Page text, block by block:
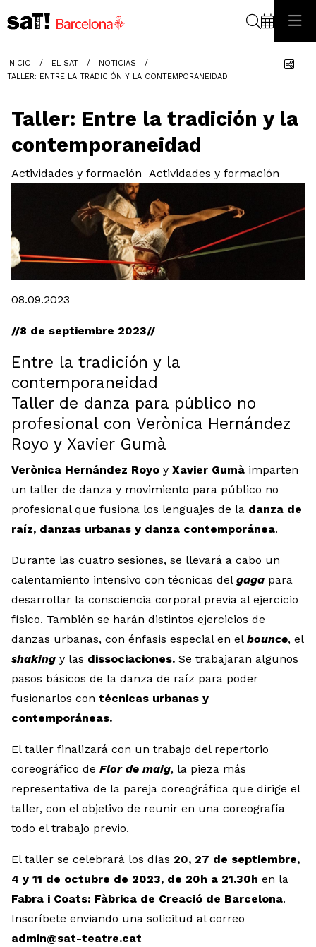
INICIO EL SAT
NOTICIAS
TALLER: ENTRE LA TRADICIÓN Y LA CONTEMPORANEIDAD
Taller: Entre la tradición y la
contemporaneidad
Actividades y formación Actividades y formación
08.09.2023
//8 de septiembre 2023//
Entre la tradición y la
contemporaneidad
Taller de danza para público no
profesional con Verònica Hernández
Royo y Xavier Gumà
Verònica Hernández Royo y Xavier Gumà imparten
un taller de danza y movimiento para público no
profesional que fusiona los lenguajes de la danza de
raíz, danzas urbanas y danza contemporánea.
Durante las cuatro sesiones, se llevará a cabo un
calentamiento intensivo con técnicas del gaga para
desarrollar la consciencia corporal previa al ejercicio
físico. También se harán distintos ejercicios de
danzas urbanas, con énfasis especial en el bounce, el
shaking y las dissociaciones. Se trabajaran algunos
pasos básicos de la danza de raíz para poder
fusionarlos con técnicas urbanas y
contemporáneas.
El taller finalizará con un trabajo del repertorio
coreográfico de Flor de maig, la pieza más
representativa de la pareja coreográfica que dirige el
taller, con el objetivo de reunir en una coreografía
todo el trabajo previo.
El taller se celebrará los días 20, 27 de septiembre,
4 y 11 de octubre de 2023, de 20h a 21.30h en la
Fabra i Coats: Fàbrica de Creació de Barcelona.
Inscríbete enviando una solicitud al correo
admin@sat-teatre.cat